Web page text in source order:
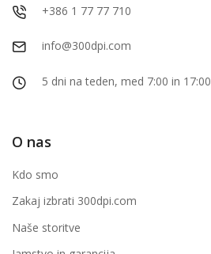
+386 1 77 77 710
info@300dpi.com
5 dni na teden, med 7:00 in 17:00
O nas
Kdo smo
Zakaj izbrati 300dpi.com
Naše storitve